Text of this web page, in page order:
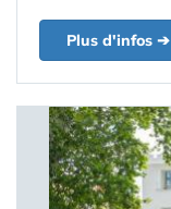
Plus d'infos ➔